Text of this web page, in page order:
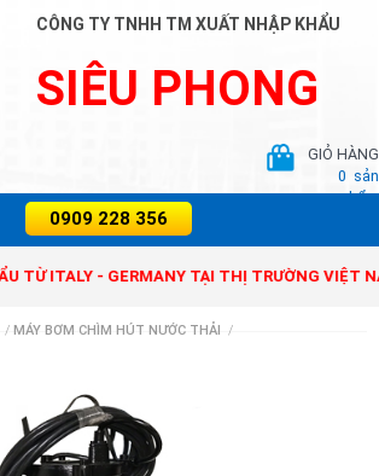
CÔNG TY TNHH TM XUẤT NHẬP KHẨU
SIÊU PHONG
GIỎ HÀNG
0 sản
phẩm
TỪ ITALY - GERMANY TẠI THỊ TRƯỜNG VIỆT
/ MÁY BƠM CHÌM HÚT NƯỚC THẢI /